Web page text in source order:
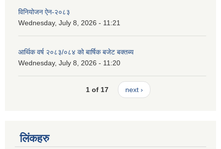
विनियोजन ऐन-२०८३
Wednesday, July 8, 2026 - 11:21
आर्थिक वर्ष २०८३/०८४ को बार्षिक बजेट बक्तब्य
Wednesday, July 8, 2026 - 11:20
1 of 17 next ›
लिंकहरु